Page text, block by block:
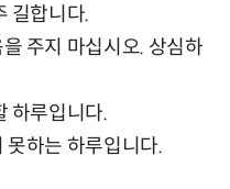
길합니다.
주지 마십시오. 상심하
하루입니다.
못하는 하루입니다.